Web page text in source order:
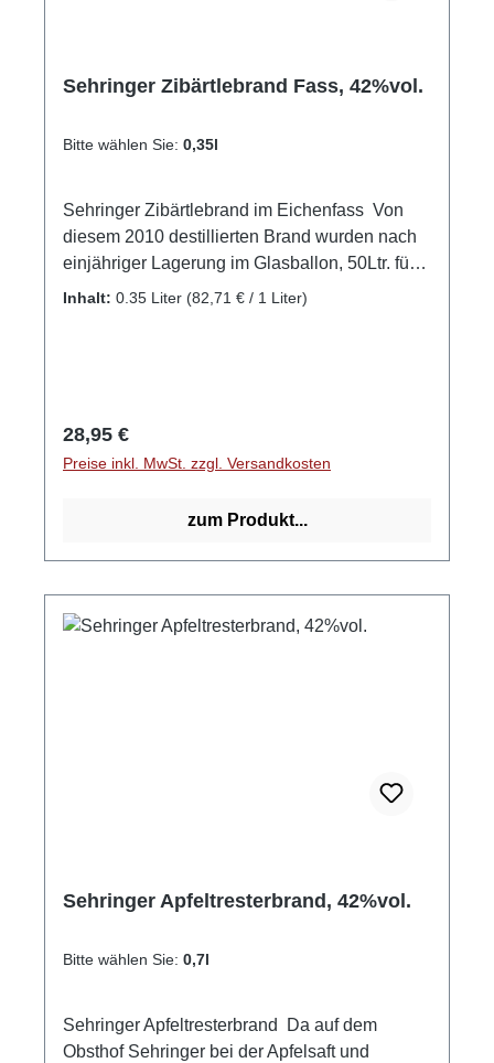
Sehringer Zibärtlebrand Fass, 42%vol.
Bitte wählen Sie: 0,35l
Sehringer Zibärtlebrand im Eichenfass Von
diesem 2010 destillierten Brand wurden nach
einjähriger Lagerung im Glasballon, 50Ltr. für
ein weiteres Jahr in ein altes Eichenfass
gerbstoffreiches " neues Holz" zu überdecken.
Auf diese Weise ist ein ganz besonerer
HerstellerFirma: Obsthof Sehringer GbRLand:
Inhalt: 0.35 Liter (82,71 € / 1 Liter)
Regulärer Preis:
28,95 €
Preise inkl. MwSt. zzgl. Versandkosten
zum Produkt...
Sehringer Apfeltresterbrand, 42%vol.
Bitte wählen Sie: 0,7l
Sehringer Apfeltresterbrand Da auf dem
Obsthof Sehringer bei der Apfelsaft und